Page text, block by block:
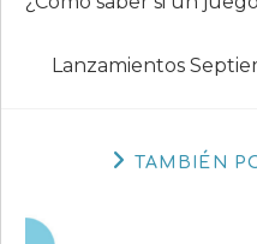
artículos
Lanzamientos
TAMBIÉN